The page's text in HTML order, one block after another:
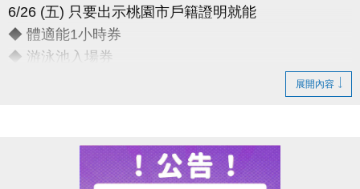
6/26 (五) 只要出示桃園市戶籍證明就能
◆ 體適能1小時券
◆ 游泳池入場券
展開內容